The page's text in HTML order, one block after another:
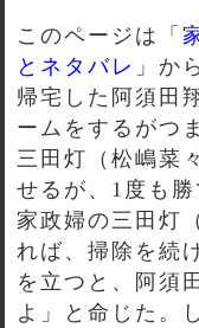
このページは「
とネタバレ 」か
帰宅した阿須田
ームをするがつ
三田灯（松嶋菜
せるが、1度も
家政婦の三田灯
れば、掃除を続
を立つと、阿須
よ」と命じた。